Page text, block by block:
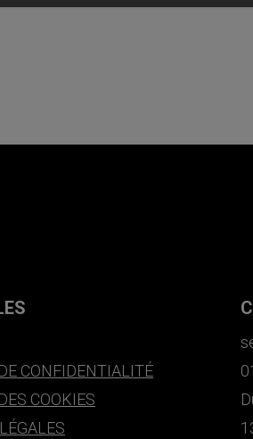
CONFIDENTIALITÉ
COOKIES